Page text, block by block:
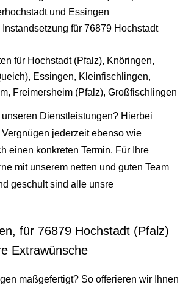
und Essingen
für 76879 Hochstadt
für Hochstadt (Pfalz), Knöringen,
Essingen, Kleinfischlingen,
Freimersheim (Pfalz), Großfischlingen
Dienstleistungen? Hierbei
jederzeit ebenso wie
einen konkreten Termin. Für Ihre
mit unserem netten und guten Team
geschult sind alle unsre
für 76879 Hochstadt (Pfalz)
Extrawünsche
maßgefertigt? So offerieren wir Ihnen